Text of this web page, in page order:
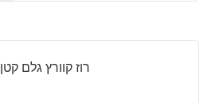
רוז קוורץ גלם קטן